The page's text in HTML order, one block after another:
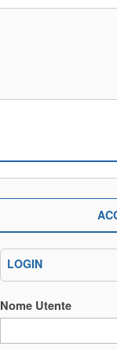
LOGIN
Nome Utente